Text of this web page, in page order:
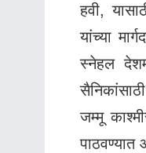
हवी,
यांच्या
स्नेहल
जम्मू
पाठवण्यात